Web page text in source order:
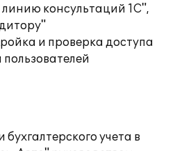
консультаций 1С",
и проверка доступа
учета в